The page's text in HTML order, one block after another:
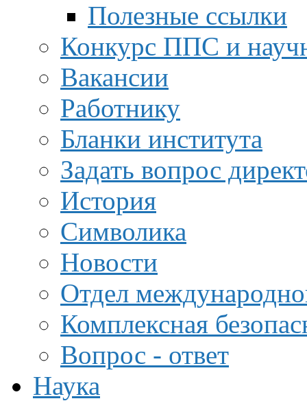
Полезные ссылки
Конкурс ППС и
Вакансии
Работнику
Бланки института
Задать вопрос
История
Символика
Новости
Отдел
Комплексная
Вопрос - ответ
Наука